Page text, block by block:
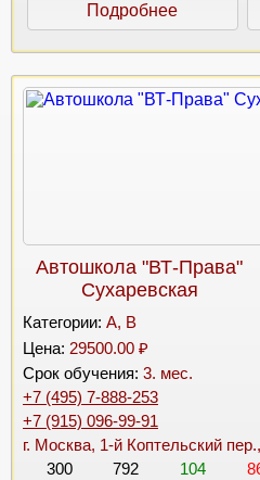
Подробнее
Автошкола "ВТ-Права"
Сухаревская
Категории: A, B
Цена: 29500.00 ₽
Срок обучения: 3. мес.
+7 (495) 7-888-253
+7 (915) 096-99-91
г. Москва, 1-й Коптельский
300
792 104